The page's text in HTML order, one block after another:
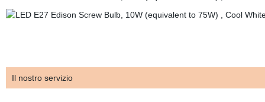
Il nostro servizio